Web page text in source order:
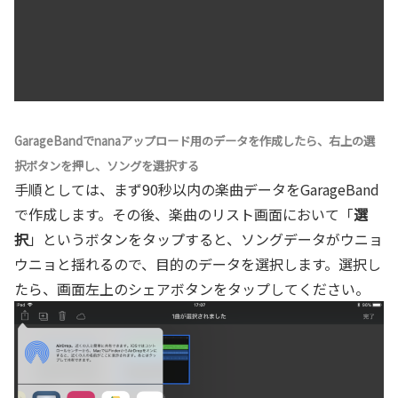
GarageBandでnanaアップロード用のデータを作成したら、右上の選
択ボタンを押し、ソングを選択する
手順としては、まず90秒以内の楽曲データをGarageBand
で作成します。その後、楽曲のリスト画面において「選
択」というボタンをタップすると、ソングデータがウニョ
ウニョと揺れるので、目的のデータを選択します。選択し
たら、画面左上のシェアボタンをタップしてください。